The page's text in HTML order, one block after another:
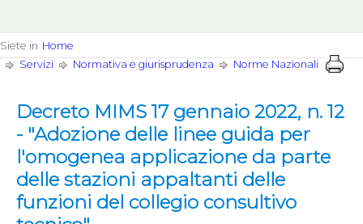
Siete in Home
Servizi
Normativa e giurisprudenza Norme Nazionali
Decreto MIMS 17 gennaio 2022, n. 12
- "Adozione delle linee guida per
l'omogenea applicazione da parte
delle stazioni appaltanti delle
funzioni del collegio consultivo